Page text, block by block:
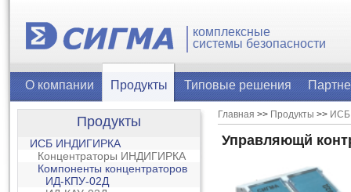
комплексные
системы безопасности
О компании Продукты Типовые решения
Продукты
ИСБ ИНДИГИРКА
Концентраторы ИНДИГИРКА
Компоненты концентраторов
ИД-КПУ-02Д
Главная >> Продукты >>
Управляющй